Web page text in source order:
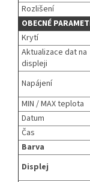
Rozlišení
OBECNÉ
Krytí
Aktualizace dat na
displeji
Napájení
MIN / MAX teplota
Datum
Čas
Barva
Displej